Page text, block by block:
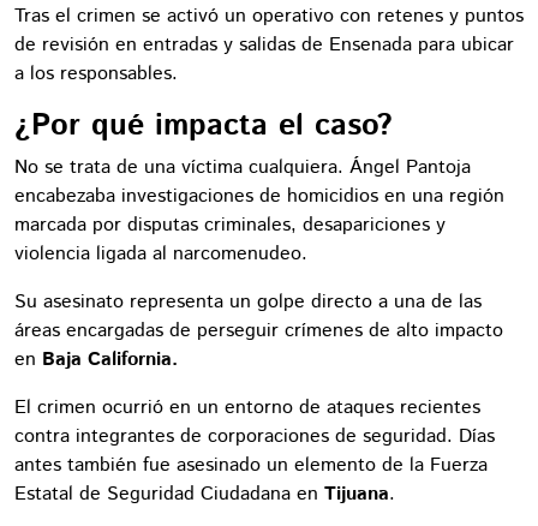
Tras el crimen se activó un operativo con retenes y puntos
de revisión en entradas y salidas de Ensenada para ubicar
a los responsables.
¿Por qué impacta el caso?
No se trata de una víctima cualquiera. Ángel Pantoja
encabezaba investigaciones de homicidios en una región
marcada por disputas criminales, desapariciones y
violencia ligada al narcomenudeo.
Su asesinato representa un golpe directo a una de las
áreas encargadas de perseguir crímenes de alto impacto
en Baja California.
El crimen ocurrió en un entorno de ataques recientes
contra integrantes de corporaciones de seguridad. Días
antes también fue asesinado un elemento de la Fuerza
Estatal de Seguridad Ciudadana en Tijuana.